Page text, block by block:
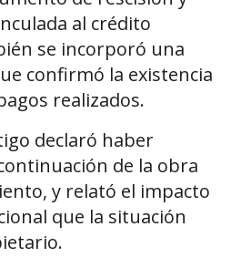
al crédito
se incorporó una
confirmó la existencia
realizados.
declaró haber
de la obra
y relató el impacto
que la situación